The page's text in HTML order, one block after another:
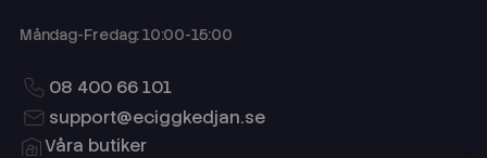
Måndag-Fredag: 10:00-15:00
08 400 66 101
support@eciggkedjan.se
Våra butiker